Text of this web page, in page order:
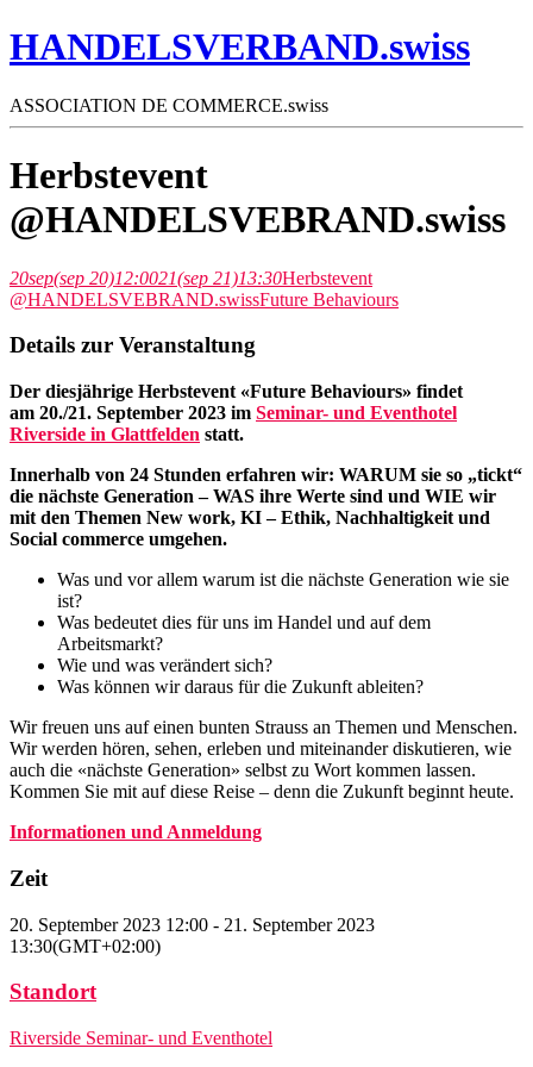
HANDELSVERBAND.swiss
ASSOCIATION DE COMMERCE.swiss
Herbstevent
@HANDELSVEBRAND.swiss
20sep(sep 20)12:0021(sep 21)13:30Herbstevent
@HANDELSVEBRAND.swissFuture Behaviours
Details zur Veranstaltung
Der diesjährige Herbstevent «Future Behaviours» findet
am 20./21. September 2023 im Seminar- und Eventhotel
Riverside in Glattfelden statt.
Innerhalb von 24 Stunden erfahren wir: WARUM sie so „tickt“
die nächste Generation – WAS ihre Werte sind und WIE wir
mit den Themen New work, KI – Ethik, Nachhaltigkeit und
Social commerce umgehen.
Was und vor allem warum ist die nächste Generation wie sie
ist?
Was bedeutet dies für uns im Handel und auf dem
Arbeitsmarkt?
Wie und was verändert sich?
Was können wir daraus für die Zukunft ableiten?
Wir freuen uns auf einen bunten Strauss an Themen und Menschen.
Wir werden hören, sehen, erleben und miteinander diskutieren, wie
auch die «nächste Generation» selbst zu Wort kommen lassen.
Kommen Sie mit auf diese Reise – denn die Zukunft beginnt heute.
Informationen und Anmeldung
Zeit
20. September 2023 12:00 - 21. September 2023
13:30(GMT+02:00)
Standort
Riverside Seminar- und Eventhotel